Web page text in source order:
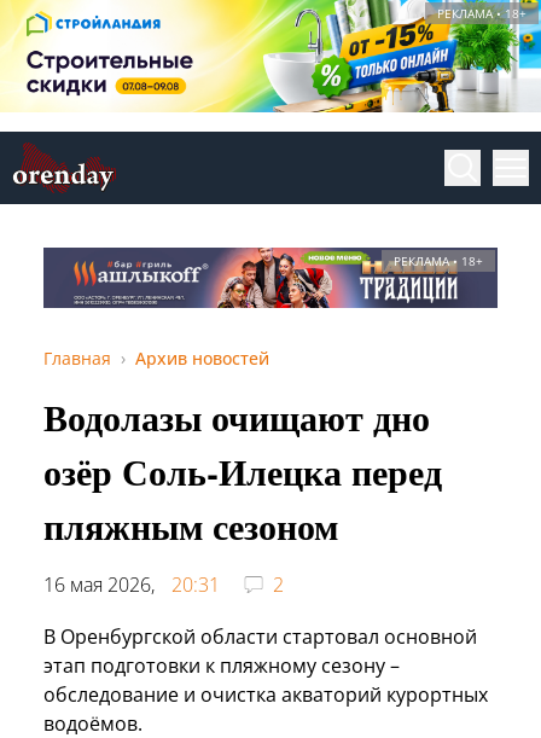
РЕКЛАМА • 18+
РЕКЛАМА • 18+
Главная Архив новостей
Водолазы очищают дно
озёр Соль‑Илецка перед
пляжным сезоном
16 мая 2026, 20:31
2
В Оренбургской области стартовал основной
этап подготовки к пляжному сезону –
обследование и очистка акваторий курортных
водоёмов.